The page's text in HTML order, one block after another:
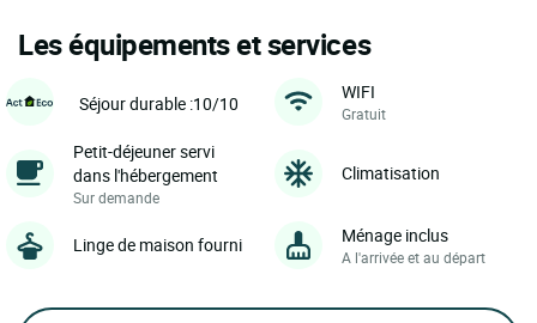
Les équipements et services
Séjour durable :10/10
WIFI
Gratuit
Petit-déjeuner servi
dans l'hébergement
Sur demande
Climatisation
Linge de maison fourni Ménage inclus
A l'arrivée et au départ